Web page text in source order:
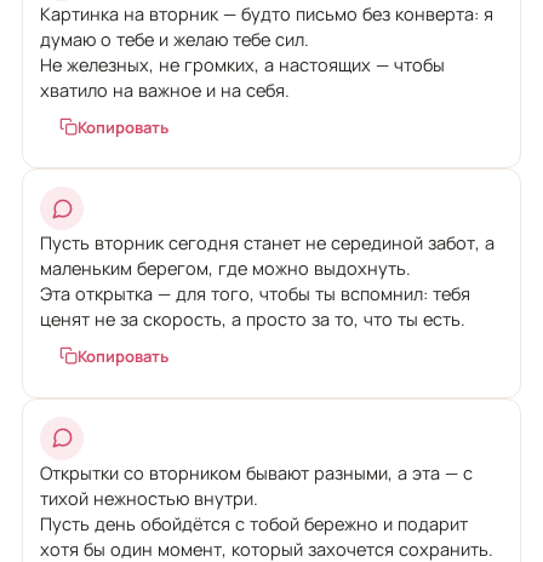
Картинка на вторник — будто письмо без конверта: я
думаю о тебе и желаю тебе сил.
Не железных, не громких, а настоящих — чтобы
хватило на важное и на себя.
Копировать
Пусть вторник сегодня станет не серединой забот, а
маленьким берегом, где можно выдохнуть.
Эта открытка — для того, чтобы ты вспомнил: тебя
ценят не за скорость, а просто за то, что ты есть.
Копировать
Открытки со вторником бывают разными, а эта — с
тихой нежностью внутри.
Пусть день обойдётся с тобой бережно и подарит
хотя бы один момент, который захочется сохранить.